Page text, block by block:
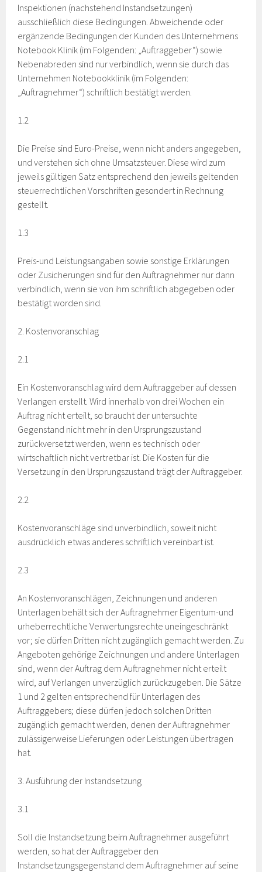
Inspektionen (nachstehend Instandsetzungen)
ausschließlich diese Bedingungen. Abweichende oder
ergänzende Bedingungen der Kunden des Unternehmens
Notebook Klinik (im Folgenden: „Auftraggeber“) sowie
Nebenabreden sind nur verbindlich, wenn sie durch das
Unternehmen Notebookklinik (im Folgenden:
„Auftragnehmer“) schriftlich bestätigt werden.
1.2
Die Preise sind Euro-Preise, wenn nicht anders angegeben,
und verstehen sich ohne Umsatzsteuer. Diese wird zum
jeweils gültigen Satz entsprechend den jeweils geltenden
steuerrechtlichen Vorschriften gesondert in Rechnung
gestellt.
1.3
Preis-und Leistungsangaben sowie sonstige Erklärungen
oder Zusicherungen sind für den Auftragnehmer nur dann
verbindlich, wenn sie von ihm schriftlich abgegeben oder
bestätigt worden sind.
2. Kostenvoranschlag
2.1
Ein Kostenvoranschlag wird dem Auftraggeber auf dessen
Verlangen erstellt. Wird innerhalb von drei Wochen ein
Auftrag nicht erteilt, so braucht der untersuchte
Gegenstand nicht mehr in den Ursprungszustand
zurückversetzt werden, wenn es technisch oder
wirtschaftlich nicht vertretbar ist. Die Kosten für die
Versetzung in den Ursprungszustand trägt der Auftraggeber.
2.2
Kostenvoranschläge sind unverbindlich, soweit nicht
ausdrücklich etwas anderes schriftlich vereinbart ist.
2.3
An Kostenvoranschlägen, Zeichnungen und anderen
Unterlagen behält sich der Auftragnehmer Eigentum-und
urheberrechtliche Verwertungsrechte uneingeschränkt
vor; sie dürfen Dritten nicht zugänglich gemacht werden. Zu
Angeboten gehörige Zeichnungen und andere Unterlagen
sind, wenn der Auftrag dem Auftragnehmer nicht erteilt
wird, auf Verlangen unverzüglich zurückzugeben. Die Sätze
1 und 2 gelten entsprechend für Unterlagen des
Auftraggebers; diese dürfen jedoch solchen Dritten
zugänglich gemacht werden, denen der Auftragnehmer
zulässigerweise Lieferungen oder Leistungen übertragen
hat.
3. Ausführung der Instandsetzung
3.1
Soll die Instandsetzung beim Auftragnehmer ausgeführt
werden, so hat der Auftraggeber den
Instandsetzungsgegenstand dem Auftragnehmer auf seine